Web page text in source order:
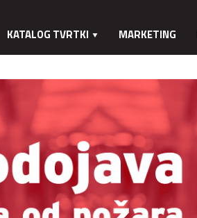
KATALOG TVRTKI MARKETING